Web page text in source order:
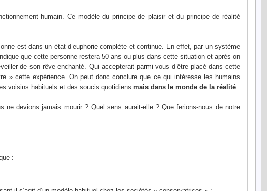
humain. Ce modèle du principe de plaisir et du principe de réalité
est dans un état d’euphorie complète et continue. En effet, par un système
que cette personne restera 50 ans ou plus dans cette situation et après on
de son rêve enchanté. Qui accepterait parmi vous d’être placé dans cette
» cette expérience. On peut donc conclure que ce qui intéresse les humains
voisins habituels et des soucis quotidiens mais dans le monde de la réalité.
devions jamais mourir ? Quel sens aurait-elle ? Que ferions-nous de notre
: